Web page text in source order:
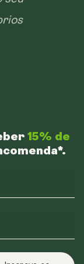
15% de